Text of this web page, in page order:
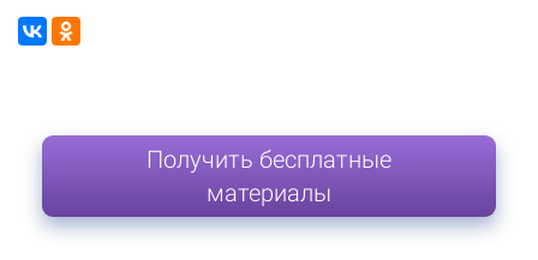
Получить бесплатные
материалы